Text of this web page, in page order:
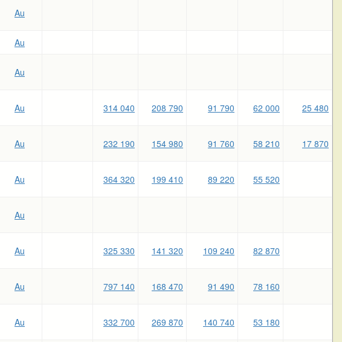
Au
Au
Au
Au 314 040 208 790 91 790 62 000 25 480
Au 232 190 154 980 91 760 58 210 17 870
Au 364 320 199 410 89 220 55 520
Au
Au 325 330 141 320 109 240 82 870
Au 797 140 168 470 91 490 78 160
Au 332 700 269 870 140 740 53 180